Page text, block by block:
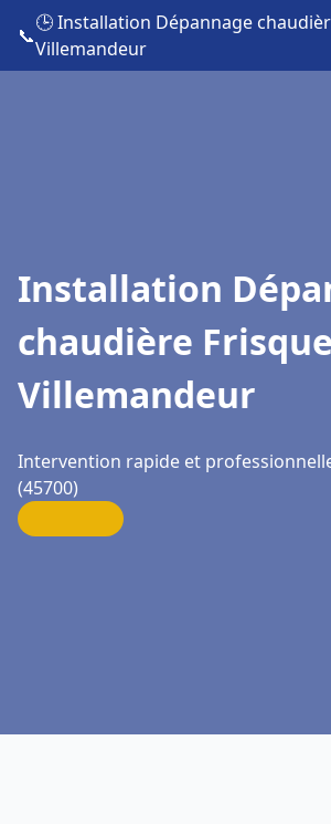
📞
🕒 Installation Dépannage
Villemandeur
Installation
chaudière
Villemandeur
Intervention rapide et
(45700)